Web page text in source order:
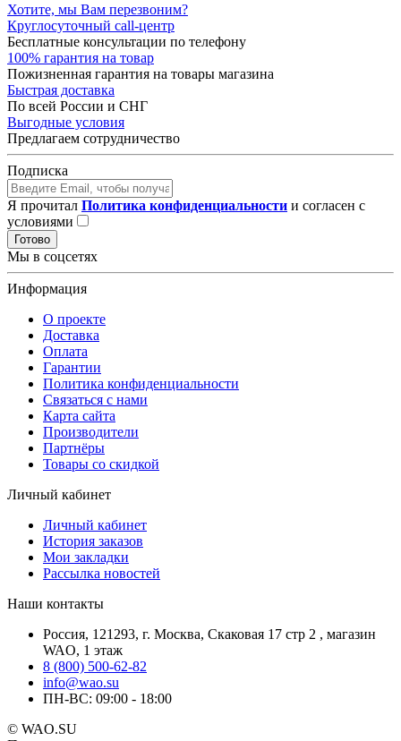
Хотите, мы Вам перезвоним?
Круглосуточный call-центр
Бесплатные консультации по телефону
100% гарантия на товар
Пожизненная гарантия на товары магазина
Быстрая доставка
По всей России и СНГ
Выгодные условия
Предлагаем сотрудничество
Подписка
Я прочитал Политика конфиденциальности и согласен с
условиями
Готово
Мы в соцсетях
Информация
О проекте
Доставка
Оплата
Гарантии
Политика конфиденциальности
Связаться с нами
Карта сайта
Производители
Партнёры
Товары со скидкой
Личный кабинет
Личный кабинет
История заказов
Мои закладки
Рассылка новостей
Наши контакты
Россия, 121293, г. Москва, Скаковая 17 стр 2 , магазин
WAO, 1 этаж
8 (800) 500-62-82
info@wao.su
ПН-ВС: 09:00 - 18:00
© WAO.SU